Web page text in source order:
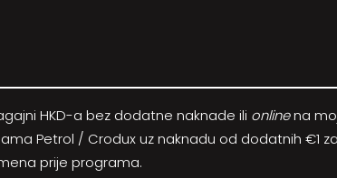
HKD-a bez dodatne naknade ili onlinena
Petrol / Crodux uz naknadu od dodatnih €1
prije programa.